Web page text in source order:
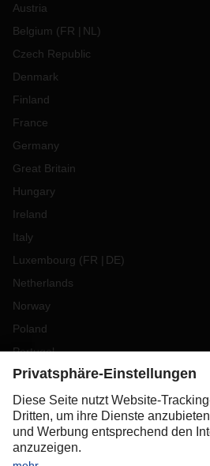
Austria
Belgium (FR NL )
Czech Republic
Denmark
Finland
France
Germany
Great Britain
Hungary
Ireland
Italy
Luxembourg (FR DE)
Netherlands
Norway
Poland
Portugal
Romania
Slovakia
Spain
Sweden